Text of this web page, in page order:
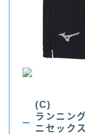
(C)
ランニン
ニセック